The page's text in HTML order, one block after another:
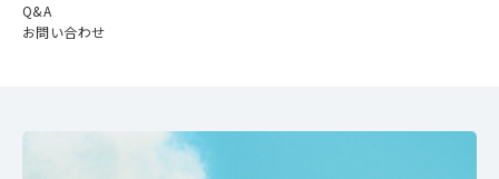
Q&A
お問い合わせ